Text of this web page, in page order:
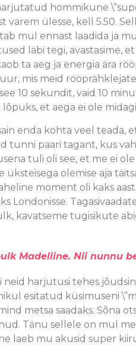
hommikune
varem ülesse, kell 5.50.
mul ennast laadida ja
läbi tegi, avastasime,
ta aeg ja energia ära
mis meid
10 sekundit, vaid 10
lõpuks, et aega ei ole
enda kohta veel teada,
tunni paari tagant, kus
tuli oli see, et me ei
üksteisega olemise aja
moment oli kaks
Londonisse.
kavatseme tugisikute
Madeliine. Nii nunnu
neid harjutusi tehes
esitatud küsimuseni
metsa saadaks. Sõna
Tänu sellele on mul
laeb mu akusid super